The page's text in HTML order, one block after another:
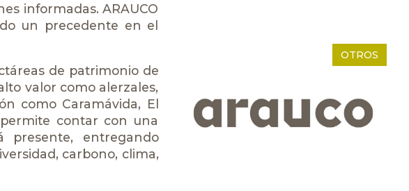
informadas. ARAUCO
un precedente en el
de patrimonio de
valor como alerzales,
como Caramávida, El
contar con una
entregando
carbono, clima,
OTROS